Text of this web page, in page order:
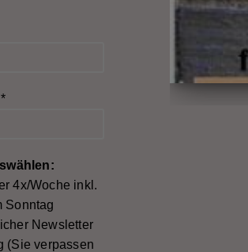
*
4x/Woche inkl.
Sonntag
Newsletter
(Sie verpassen